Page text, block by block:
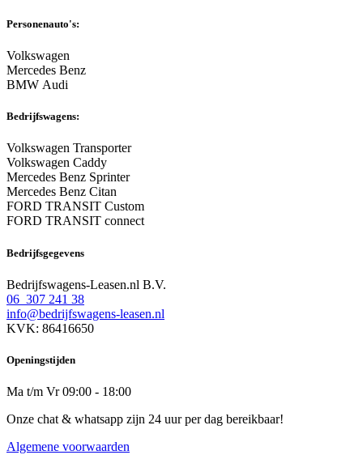
Personenauto's:
Volkswagen
Mercedes Benz
BMW Audi
Bedrijfswagens:
Volkswagen Transporter
Volkswagen Caddy
Mercedes Benz Sprinter
Mercedes Benz Citan
FORD TRANSIT Custom
FORD TRANSIT connect
Bedrijfsgegevens
Bedrijfswagens-Leasen.nl B.V.
06 307 241 38
info@bedrijfswagens-leasen.nl
KVK: 86416650
Openingstijden
Ma t/m Vr 09:00 - 18:00
Onze chat & whatsapp zijn 24 uur per dag bereikbaar!
Algemene voorwaarden